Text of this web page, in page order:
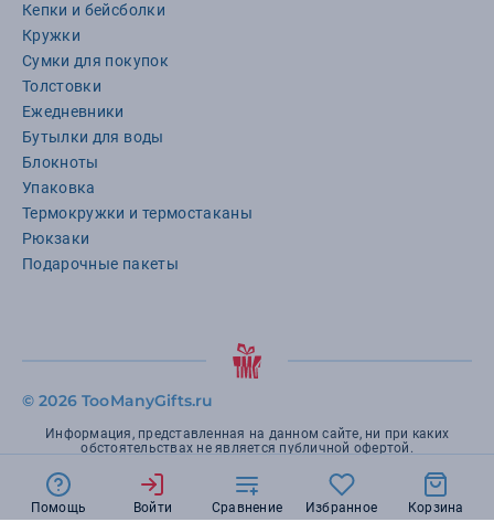
Кепки и бейсболки
Кружки
Сумки для покупок
Толстовки
Ежедневники
Бутылки для воды
Блокноты
Упаковка
Термокружки и термостаканы
Рюкзаки
Подарочные пакеты
© 2026 TooManyGifts.ru
Информация, представленная на данном сайте, ни при каких
обстоятельствах не является публичной офертой.
Помощь Войти Сравнение Избранное Корзина